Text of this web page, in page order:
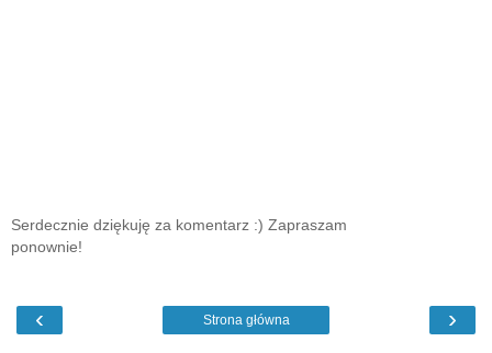
Serdecznie dziękuję za komentarz :) Zapraszam
ponownie!
‹ ›
Strona główna